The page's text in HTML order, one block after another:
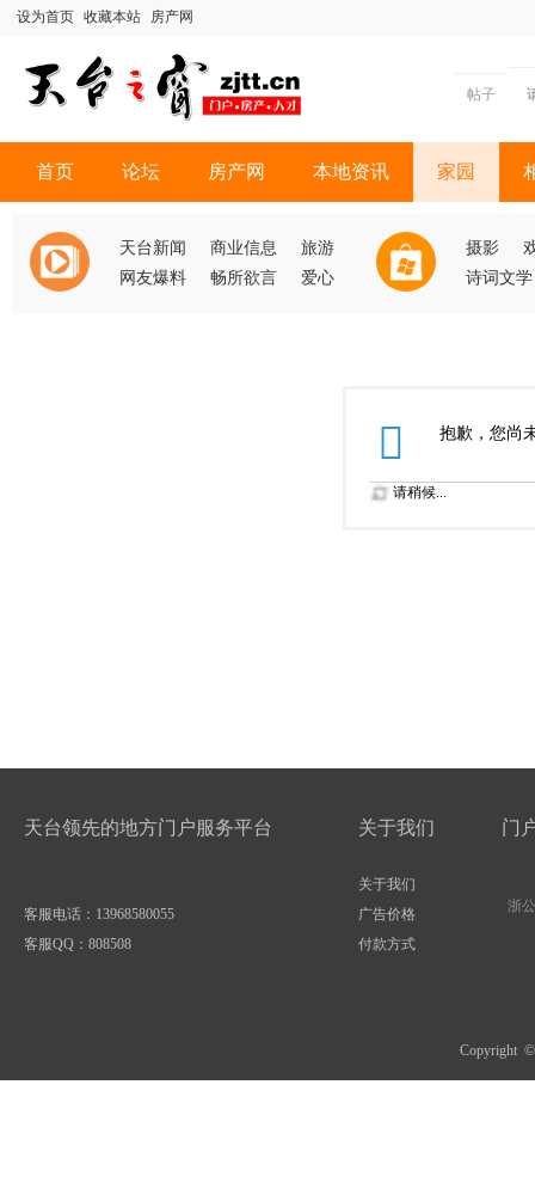
设为首页 收藏本站 房产网
帖子
首页 论坛 房产网 本地资讯 家园
天台新闻 商业信息
旅游
网友爆料
畅所欲言 爱心
摄影
诗词文学
抱歉，您尚
请稍候...
天台领先的地方门户服务平台
客服电话：13968580055
客服QQ： 808508
关于我们
关于我们
广告价格
付款方式
门
浙
Copyright